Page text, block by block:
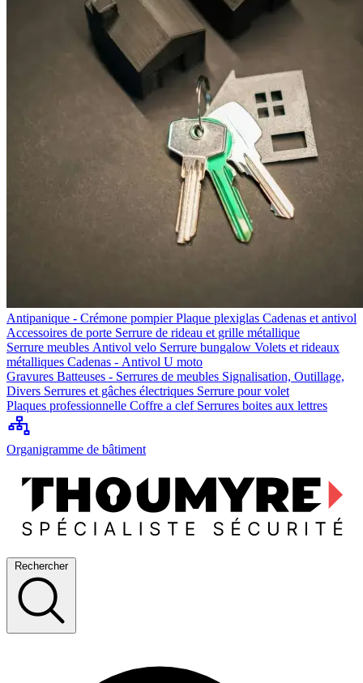
Antipanique - Crémone pompierPlaque plexiglas Cadenas et antivol
Accessoires de porte Serrure de rideau et grille métallique
Serrure meubles Antivol velo Serrure bungalow Volets et rideaux
métalliques Cadenas - Antivol U moto
Gravures Batteuses - Serrures de meubles Signalisation, Outillage,
Divers Serrures et gâches électriques Serrure pour volet
Plaques professionnelle Coffre a clef Serrures boites aux lettres
Organigramme de bâtiment
Rechercher